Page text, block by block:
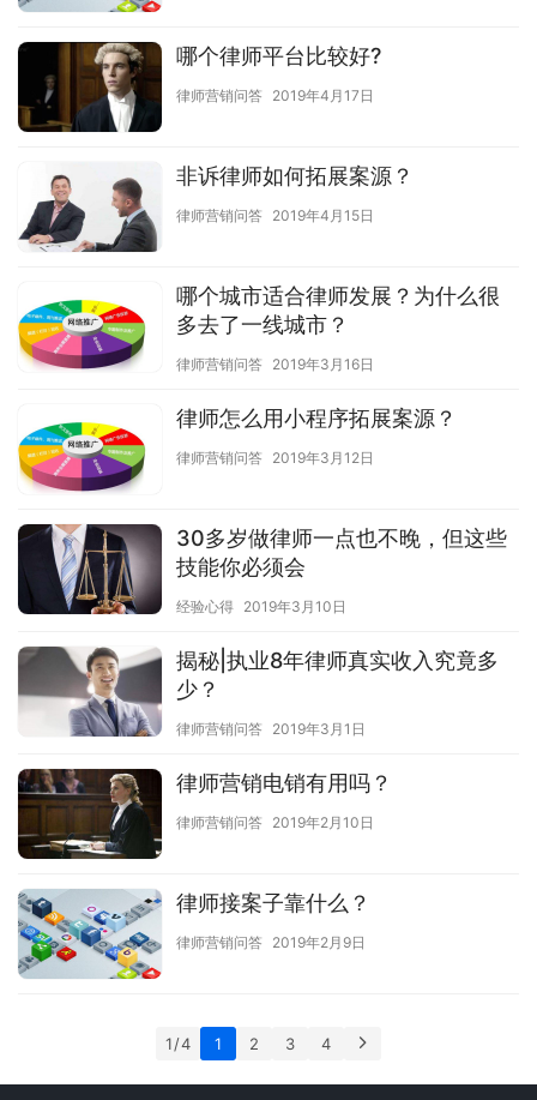
哪个律师平台比较好?
律师营销问答 2019年4月17日
非诉律师如何拓展案源？
律师营销问答 2019年4月15日
哪个城市适合律师发展？为什么很
多去了一线城市？
律师营销问答 2019年3月16日
律师怎么用小程序拓展案源？
律师营销问答 2019年3月12日
30多岁做律师一点也不晚，但这些
技能你必须会
经验心得 2019年3月10日
揭秘|执业8年律师真实收入究竟多
少？
律师营销问答 2019年3月1日
律师营销电销有用吗？
律师营销问答 2019年2月10日
律师接案子靠什么？
律师营销问答 2019年2月9日
1 / 4 1 2 3 4